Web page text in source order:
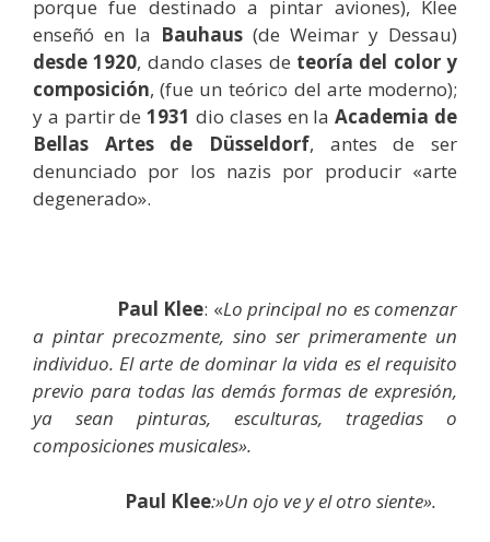
porque fue destinado a pintar aviones), Klee
enseñó en la Bauhaus (de Weimar y Dessau)
desde 1920, dando clases de teoría del color y
composición, (fue un teórico del arte moderno);
y a partir de 1931 dio clases en la Academia de
Bellas Artes de Düsseldorf, antes de ser
denunciado por los nazis por producir «arte
degenerado».
Paul Klee: «Lo principal no es comenzar
a pintar precozmente, sino ser primeramente un
individuo. El arte de dominar la vida es el requisito
previo para todas las demás formas de expresión,
ya sean pinturas, esculturas, tragedias o
composiciones musicales».
Paul Klee:»Un ojo ve y el otro siente».